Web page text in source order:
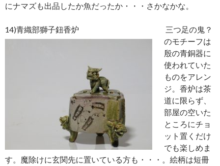
にナマズも出品したか魚だったか・・・さかなかな。
14)青織部獅子鈕香炉
三つ足の鬼？
のモチーフは
殷の青銅器に
使われていた
ものをアレン
ジ。香炉は茶
道に限らず、
部屋の空いた
ところにチョ
ット置くだけ
でも楽しめま
す。魔除けに玄関先に置いている方も・・・。絵柄は短冊